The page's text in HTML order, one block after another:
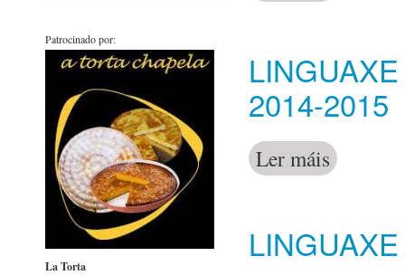
Patrocinado por:
La Torta
2014-2015
Ler máis acerca de